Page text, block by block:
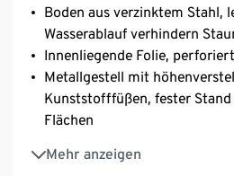
Boden aus verzinktem Stahl,
Wasserablauf verhindern
Innenliegende Folie,
Metallgestell mit
Kunststofffüßen, fester Stand
Flächen
Mehr anzeigen
Pflanzkasten-Korpus aus
UV- und witterungsbeständig